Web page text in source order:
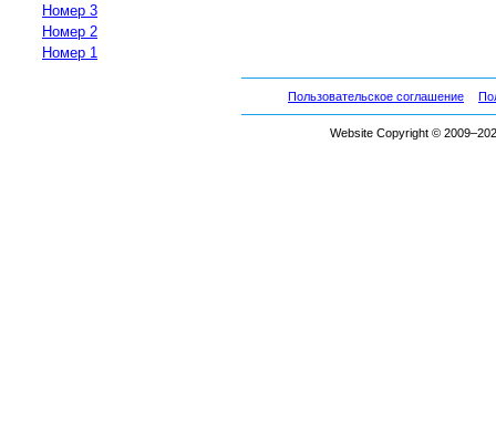
Номер 3
Номер 2
Номер 1
Пользовательское соглашение
Website Copyright ©